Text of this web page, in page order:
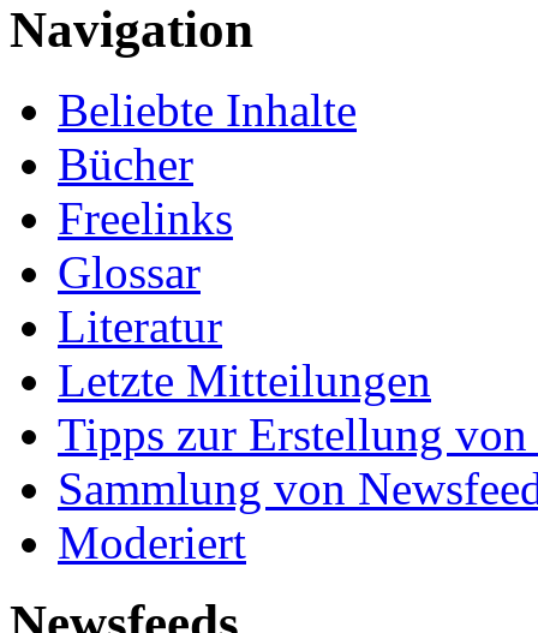
Navigation
Beliebte Inhalte
Bücher
Freelinks
Glossar
Literatur
Letzte Mitteilungen
Tipps zur Erstellung
Sammlung von
Moderiert